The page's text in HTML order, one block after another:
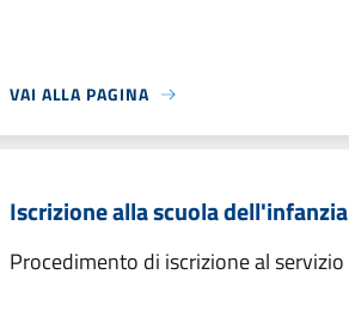
VAI ALLA PAGINA
Iscrizione alla scuola dell'infanzia
Procedimento di iscrizione al servizio